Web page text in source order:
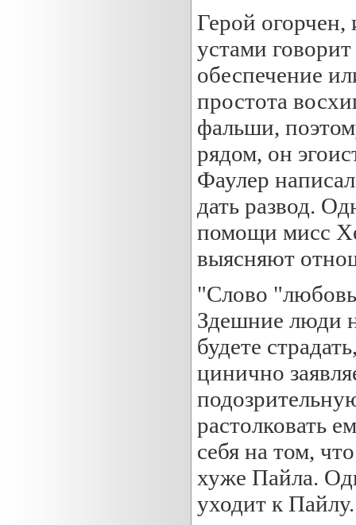
Герой огорчен,
устами
обеспечение
простота
фальши,
рядом, он
Фаулер
дать развод.
помощи мисс
выясняют
"Слово
Здешние люди
будете
цинично
растолковать
себя на том,
хуже Пайла.
уходит к Пайлу.